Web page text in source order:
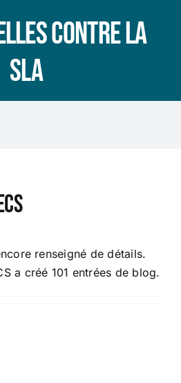
contre la
SLA
renseigné de détails.
a créé 101 entrées de blog.